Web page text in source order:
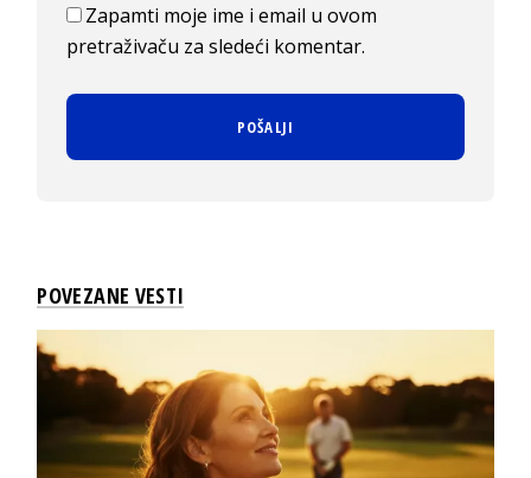
Zapamti moje ime i email u ovom
pretraživaču za sledeći komentar.
POVEZANE VESTI